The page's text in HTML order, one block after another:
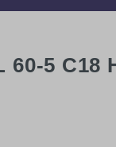
60-5 C18